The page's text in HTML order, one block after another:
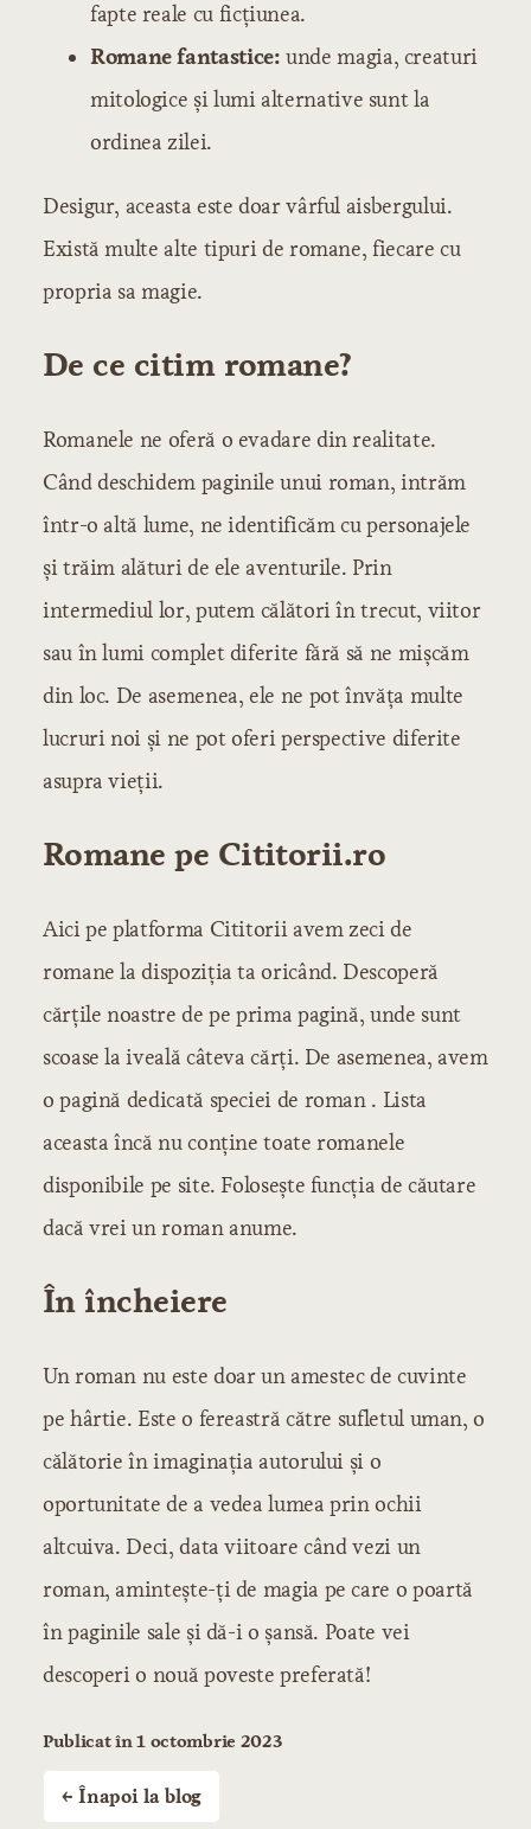
fapte reale cu ficțiunea.
Romane fantastice: unde magia, creaturi
mitologice și lumi alternative sunt la
ordinea zilei.
Desigur, aceasta este doar vârful aisbergului.
Există multe alte tipuri de romane, fiecare cu
propria sa magie.
De ce citim romane?
Romanele ne oferă o evadare din realitate.
Când deschidem paginile unui roman, intrăm
într-o altă lume, ne identificăm cu personajele
și trăim alături de ele aventurile. Prin
intermediul lor, putem călători în trecut, viitor
sau în lumi complet diferite fără să ne mișcăm
din loc. De asemenea, ele ne pot învăța multe
lucruri noi și ne pot oferi perspective diferite
asupra vieții.
Romane pe Cititorii.ro
Aici pe platforma Cititorii avem zeci de
romane la dispoziția ta oricând. Descoperă
cărțile noastre de pe prima pagină, unde sunt
scoase la iveală câteva cărți. De asemenea, avem
o pagină dedicată speciei de roman . Lista
aceasta încă nu conține toate romanele
disponibile pe site. Folosește funcția de căutare
dacă vrei un roman anume.
În încheiere
Un roman nu este doar un amestec de cuvinte
pe hârtie. Este o fereastră către sufletul uman, o
călătorie în imaginația autorului și o
oportunitate de a vedea lumea prin ochii
altcuiva. Deci, data viitoare când vezi un
roman, amintește-ți de magia pe care o poartă
în paginile sale și dă-i o șansă. Poate vei
descoperi o nouă poveste preferată!
Publicat în 1 octombrie 2023
← Înapoi la blog